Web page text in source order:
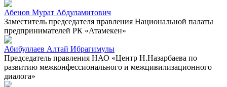
Абенов Мурат Абдуламитович
Заместитель председателя правления Национальной палаты
предпринимателей РК «Атамекен»
Абибуллаев Алтай Ибрагимулы
Председатель правления НАО «Центр Н.Назарбаева по
развитию межконфессионального и межцивилизационного
диалога»